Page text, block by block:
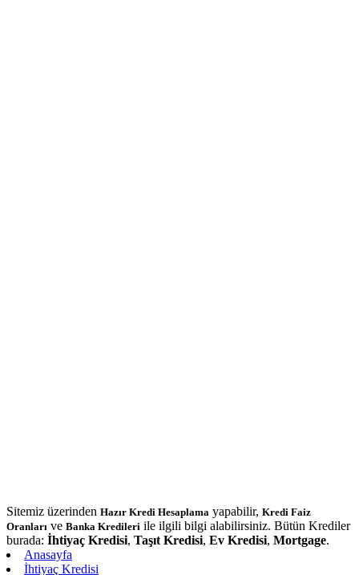
Sitemiz üzerinden Hazır Kredi Hesaplama yapabilir, Kredi Faiz
Oranları ve Banka Kredileri ile ilgili bilgi alabilirsiniz. Bütün Krediler
burada: İhtiyaç Kredisi, Taşıt Kredisi, Ev Kredisi, Mortgage.
Anasayfa
İhtiyaç Kredisi